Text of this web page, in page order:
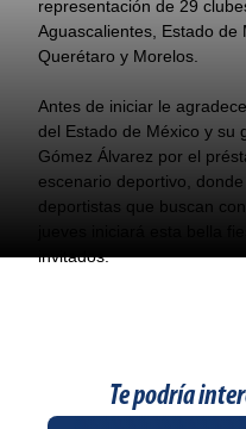
representación de 29
Aguascalientes, Estado de
Querétaro y Morelos.
Antes de iniciar le
del Estado de México y su
Gómez Álvarez por el
escenario deportivo,
deportistas que buscan
invitados.
Te podría